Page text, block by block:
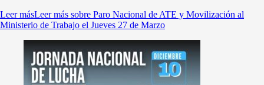
Leer másLeer más sobre Paro Nacional de ATE y Movilización al
Ministerio de Trabajo el Jueves 27 de Marzo